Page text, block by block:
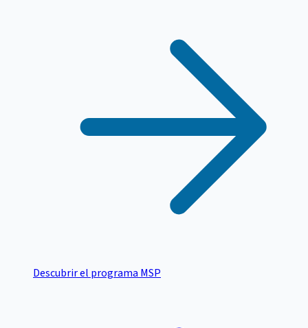
Descubrir el programa MSP